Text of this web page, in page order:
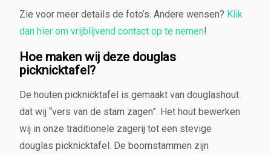
e
t
r
b
o
m
t
a
Zie voor meer details de foto’s. Andere wensen? Klik
dan hier om vrijblijvend contact op te nemen!
Hoe maken wij deze douglas
picknicktafel?
De houten picknicktafel is gemaakt van douglashout
dat wij “vers van de stam zagen”. Het hout bewerken
wij in onze traditionele zagerij tot een stevige
douglas picknicktafel. De boomstammen zijn